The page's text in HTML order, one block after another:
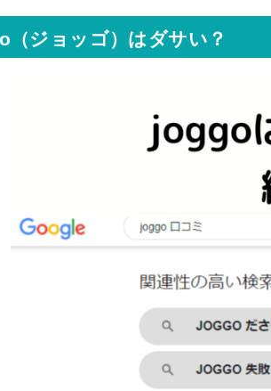
（ジョッゴ）はダサい？